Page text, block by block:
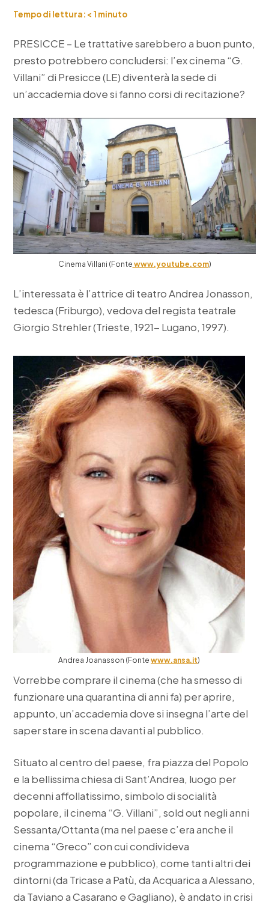
Tempo di lettura: < 1 minuto
PRESICCE – Le trattative sarebbero a buon punto,
presto potrebbero concludersi: l’ex cinema “G.
Villani” di Presicce (LE) diventerà la sede di
un’accademia dove si fanno corsi di recitazione?
Cinema Villani (Fonte www.youtube.com)
L’interessata è l’attrice di teatro Andrea Jonasson,
tedesca (Friburgo), vedova del regista teatrale
Giorgio Strehler (Trieste, 1921- Lugano, 1997).
Andrea Joanasson (Fontewww.ansa.it)
Vorrebbe comprare il cinema (che ha smesso di
funzionare una quarantina di anni fa) per aprire,
appunto, un’accademia dove si insegna l’arte del
saper stare in scena davanti al pubblico.
Situato al centro del paese, fra piazza del Popolo
e la bellissima chiesa di Sant’Andrea, luogo per
decenni affollatissimo, simbolo di socialità
popolare, il cinema “G. Villani”, sold out negli anni
Sessanta/Ottanta (ma nel paese c’era anche il
cinema “Greco” con cui condivideva
programmazione e pubblico), come tanti altri dei
dintorni (da Tricase a Patù, da Acquarica a Alessano,
da Taviano a Casarano e Gagliano), è andato in crisi